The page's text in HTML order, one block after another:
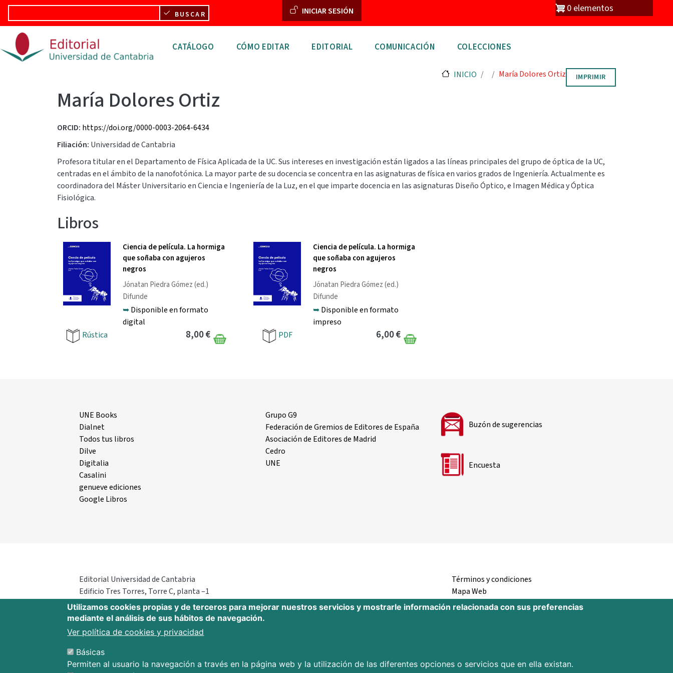
Pasar al contenido principal
BUSCAR
Menú de cuenta de usuario
INICIAR SESIÓN 0 elementos
Navegación principal
CATÁLOGO CÓMO EDITAR EDITORIAL COMUNICACIÓN COLECCIONES
INICIO María Dolores Ortiz
María Dolores Ortiz
IMPRIMIR
ORCID https://doi.org/0000-0003-2064-6434
Filiación Universidad de Cantabria
Profesora titular en el Departamento de Física Aplicada de la UC. Sus intereses en investigación están ligados a las líneas principales del grupo de óptica de la UC,
centradas en el ámbito de la nanofotónica. La mayor parte de su docencia se concentra en las asignaturas de física en varios grados de Ingeniería. Actualmente es
coordinadora del Máster Universitario en Ciencia e Ingeniería de la Luz, en el que imparte docencia en las asignaturas Diseño Óptico, e Imagen Médica y Óptica
Fisiológica.
Libros
Ciencia de película. La hormiga
que soñaba con agujeros
negros
Jónatan Piedra Gómez(ed.)
Difunde
➥Disponible en formato
digital
Rústica
8,00 €
Ciencia de película. La hormiga
que soñaba con agujeros
negros
Jónatan Piedra Gómez(ed.)
Difunde
➥Disponible en formato
impreso
PDF
6,00 €
UNE Books
Dialnet
Todos tus libros
Dilve
Digitalia
Casalini
genueve ediciones
Google Libros
Grupo G9
Federación de Gremios de Editores de España
Asociación de Editores de Madrid
Cedro
UNE
Buzón de sugerencias
Encuesta
Editorial Universidad de Cantabria
Edificio Tres Torres, Torre C, planta –1
Avda. Los Castros s/n - 39005
Santander - Cantabria - España
Tfno.: 942 201 087 - 942 201 291
E-mail:publica@unican.es
Términos y condiciones
Mapa Web
Accesibilidad
Utilizamos cookies propias y de terceros para mejorar nuestros servicios y mostrarle información relacionada con sus preferencias
mediante el análisis de sus hábitos de navegación.
Ver política de cookies y privacidad
Básicas
Permiten al usuario la navegación a través en la página web y la utilización de las diferentes opciones o servicios que en ella existan.